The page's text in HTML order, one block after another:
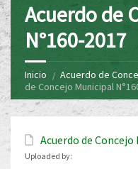
Acuerdo de
N°160-2017
Inicio Acuerdo de
de Concejo Municipal
Acuerdo de
Uploaded by: